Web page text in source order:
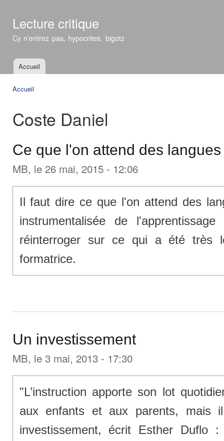
Lecture critique
Cy n'entrez pas, hypocrites, bigotz
Menu principal
Accueil
Accueil
Coste Daniel
Ce que l'on attend des langues
MB, le 26 mai, 2015 - 12:06
Il faut dire ce que l'on attend des
instrumentalisée de
réinterroger sur ce qui a été très
formatrice.
Un investissement
MB, le 3 mai, 2013 - 17:30
"L’instruction apporte son lot
aux enfants et aux parents, mais il
investissement, écrit Esther Duflo